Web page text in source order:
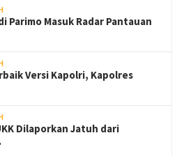
Parimo Masuk Radar Pantauan
Versi Kapolri, Kapolres
Dilaporkan Jatuh dari